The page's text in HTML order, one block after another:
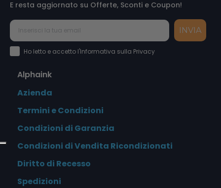
E resta aggiornato su Offerte, Sconti e Coupon!
INVIA
Accettazione Privacy Policy
Ho letto e accetto l'Informativa sulla Privacy
Alphaink
Azienda
Termini e Condizioni
Condizioni di Garanzia
Condizioni di Vendita Ricondizionati
Diritto di Recesso
Spedizioni